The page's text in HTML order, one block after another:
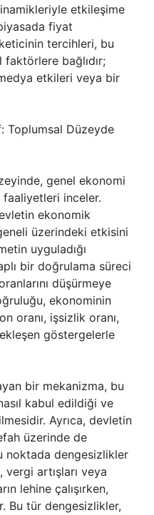
etkileşime
fiyat
tercihleri, bu
bağlıdır;
etkileri veya bir
Toplumsal Düzeyde
genel ekonomi
inceler.
ekonomik
üzerindeki etkisini
uyguladığı
bir doğrulama süreci
düşürmeye
ekonominin
oranı, işsizlik oranı,
göstergelerle
bir mekanizma, bu
kabul edildiği ve
Ayrıca, devletin
üzerinde de
noktada dengesizlikler
vergi artışları veya
lehine çalışırken,
Bu tür dengesizlikler,